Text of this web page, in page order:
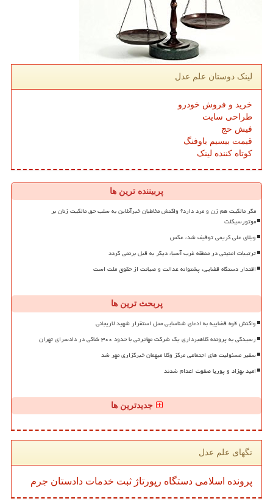
لینک دوستان علم عدل
خرید و فروش خودرو
طراحی سایت
فیش حج
قیمت بیسیم باوفنگ
کوتاه کننده لینک
پربیننده ترین ها
مگر مالکیت هم زن و مرد دارد؟ واکنش مخاطبان خبرآنلاین به سلب حق مالکیت زنان بر
موتورسیکلت
ویلای علی کریمی توقیف شد، عکس
ترتیبات امنیتی در منطقه غرب آسیا، دیگر به قبل برنمی گردد
اقتدار دستگاه قضایی، پشتوانه عدالت و صیانت از حقوق ملت است
پربحث ترین ها
واکنش قوه قضاییه به ادعای شناسایی محل استقرار شهید لاریجانی
رسیدگی به پرونده کلاهبرداری یک شرکت مهاجرتی با حدود ۳۰۰ شاکی در دادسرای تهران
سفیر مسئولیت های اجتماعی مرکز وکلا میهمان خبرگزاری مهر شد
امید بهزاد و پوریا صفوت اعدام شدند
جدیدترین ها
تگهای علم عدل
پرونده اسلامی دستگاه رپورتاژ ثبت خدمات دادستان جرم